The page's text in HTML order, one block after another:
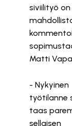
siviilityö on
kommentoi
Matti
- Nykyinen
työtilanne
taas
sellaisen